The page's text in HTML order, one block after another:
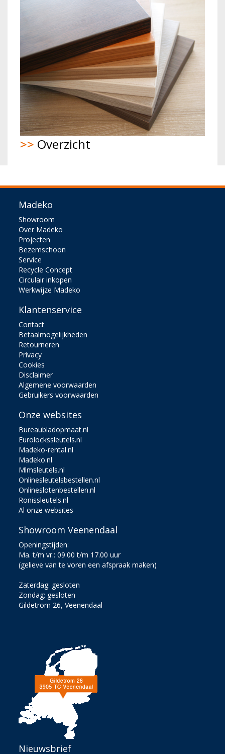
>> Overzicht
Madeko
Showroom
Over Madeko
Projecten
Bezemschoon
Service
Recycle Concept
Circulair inkopen
Werkwijze Madeko
Klantenservice
Contact
Betaalmogelijkheden
Retourneren
Privacy
Cookies
Disclaimer
Algemene voorwaarden
Gebruikers voorwaarden
Onze websites
Bureaubladopmaat.nl
Eurolockssleutels.nl
Madeko-rental.nl
Madeko.nl
Mlmsleutels.nl
Onlinesleutelsbestellen.nl
Onlineslotenbestellen.nl
Ronissleutels.nl
Al onze websites
Showroom Veenendaal
Openingstijden:
Ma. t/m vr.: 09.00 t/m 17.00 uur
(gelieve van te voren een afspraak maken)
Zaterdag: gesloten
Zondag: gesloten
Gildetrom 26, Veenendaal
Nieuwsbrief